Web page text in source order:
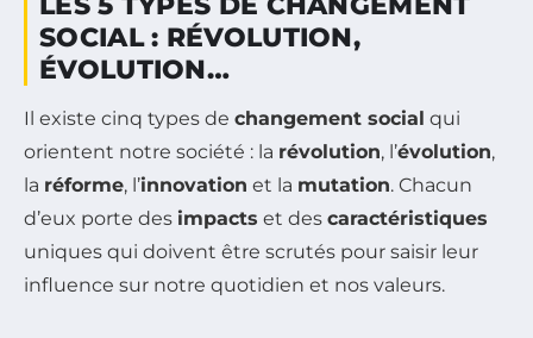
SOCIAL : RÉVOLUTION,
ÉVOLUTION…
Il existe cinq types de changement social qui
orientent notre société : la révolution, l’évolution,
la réforme, l’innovation et la mutation. Chacun
d’eux porte des impacts et des caractéristiques
uniques qui doivent être scrutés pour saisir leur
influence sur notre quotidien et nos valeurs.